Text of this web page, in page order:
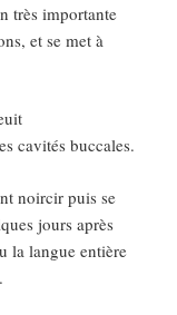
très importante
et se met à
cavités buccales.
noircir puis se
jours après
la langue entière